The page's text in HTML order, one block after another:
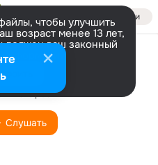
Войти
чтобы улучшить
возраст менее 13 лет,
должен ваш законный
информации
Орса
Слушать